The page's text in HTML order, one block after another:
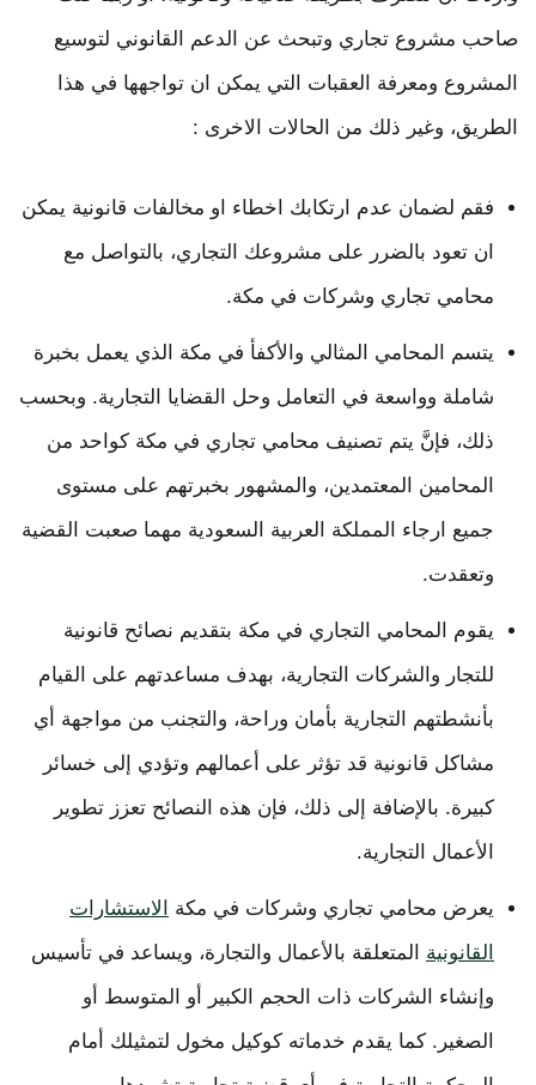
صاحب مشروع تجاري وتبحث عن الدعم القانوني لتوسيع
المشروع ومعرفة العقبات التي يمكن ان تواجهها في هذا
الطريق، وغير ذلك من الحالات الاخرى :
فقم لضمان عدم ارتكابك اخطاء او مخالفات قانونية يمكن
ان تعود بالضرر على مشروعك التجاري، بالتواصل مع
محامي تجاري وشركات في مكة.
يتسم المحامي المثالي والأكفأ في مكة الذي يعمل بخبرة
شاملة وواسعة في التعامل وحل القضايا التجارية. وبحسب
ذلك، فإنَّ يتم تصنيف محامي تجاري في مكة كواحد من
المحامين المعتمدين، والمشهور بخبرتهم على مستوى
جميع ارجاء المملكة العربية السعودية مهما صعبت القضية
وتعقدت.
يقوم المحامي التجاري في مكة بتقديم نصائح قانونية
للتجار والشركات التجارية، بهدف مساعدتهم على القيام
بأنشطتهم التجارية بأمان وراحة، والتجنب من مواجهة أي
مشاكل قانونية قد تؤثر على أعمالهم وتؤدي إلى خسائر
كبيرة. بالإضافة إلى ذلك، فإن هذه النصائح تعزز تطوير
الأعمال التجارية.
يعرض محامي تجاري وشركات في مكة
الاستشارات
القانونية المتعلقة بالأعمال والتجارة، ويساعد في تأسيس
وإنشاء الشركات ذات الحجم الكبير أو المتوسط أو
الصغير. كما يقدم خدماته كوكيل مخول لتمثيلك أمام